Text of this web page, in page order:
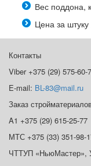
Вес поддона,
Цена за
Контакты
Viber +375 (29) 575-60-
E-mail: BL-83@mail.ru
Заказ
A1 +375 (29) 615-25-77
МТС +375 (33) 351-98-
ЧТТУП «НьюМастер»,